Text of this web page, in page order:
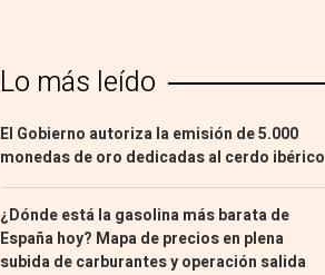
Lo más leído
El Gobierno autoriza la emisión de 5.000
monedas de oro dedicadas al cerdo ibérico
¿Dónde está la gasolina más barata de
España hoy? Mapa de precios en plena
subida de carburantes y operación salida